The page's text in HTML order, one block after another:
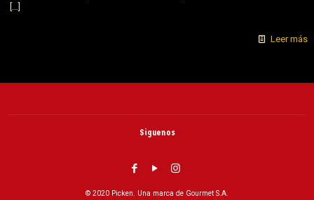
[…]
Leer más
Siguenos
© 2020 Picken. Una marca de Gourmet S.A.